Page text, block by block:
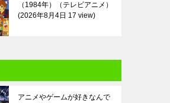
（1984年）（テレビアニメ）
2026年8月4日 17 view
アニメやゲームが好きなんで